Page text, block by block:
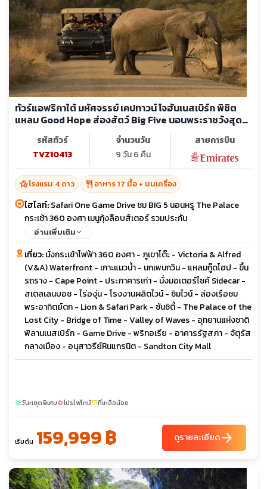
ทัวร์แอฟริกาใต้ มหัศจรรย์ เคปทาวน์ โจฮันเนสเบิร์ก พิชิต
แหลม Good Hope ส่องสัตว์ Big Five นอนพระราชวังสุด
รหัสทัวร์
TVZ10413
จำนวนวัน
9 วัน 6 คืน
สายการบิน
hotel_classโรงแรม 4 ดาว restaurant อาหาร 17 มื้อ + บนเครื่อง
ไฮไลท์:Safari One Game Drive ชม BIG 5 นอนหรู The Palace
กระเช้า 360 องศา เมนูกุ้งล็อบส์เตอร์ รวมประกัน
อ่านเพิ่มเติม
เที่ยว:นั่งกระเช้าไฟฟ้า 360 องศา - ภูเขาโต๊ะ - Victoria & Alfred
(V&A) Waterfront - เกาะแมวน้ำ - นกเพนกวิน - แหลมกู๊ดโฮป - ขึ้น
รถราง - Cape Point - ประภาคารเก่า - นั่งมอเตอร์ไซค์ Sidecar -
สเตลเลนบอช - ไร่องุ่น - โรงงานผลิตไวน์ - ชิมไวน์ - ล่องเรือชม
พระอาทิตย์ตก - Lion & Safari Park - ซันซิตี้ - The Palace of the
Lost City - Bridge of Time - Valley of Waves - อุทยานแห่งชาติ
พิลานเนสเบิร์ก - Game Drive - พริทอเรีย - อาคารรัฐสภา - จัตุรัส
กลางเมือง - อนุสาวรีย์หินแกรนิต - Sandton City Mall
sunnyวันหยุดพิเศษlocal_fire_departmentโปรไฟไหม้confirmation_numberที่เหลือน้อย
เริ่มต้น 159,999 ฿ ดูรายละเอียดarrow_forward